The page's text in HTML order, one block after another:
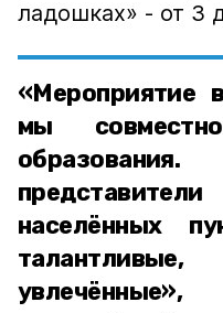
ладошках» - от 3
«Мероприятие
мы
населённых
увлечённые»,